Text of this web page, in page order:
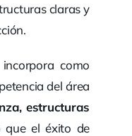
claras y
como
del área
estructuras
que el éxito de